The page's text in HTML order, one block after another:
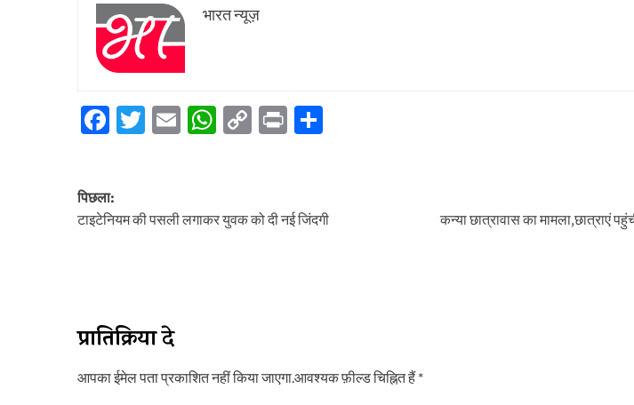
भारत न्यूज़
Facebook
Twitter
EmailWhatsApp
Copy
Print
पोस्ट
नेविगेशन
पिछला:
टाइटेनियम की पसली लगाकर युवक को दी नई जिंदगी
कन्या छात्रावास का मामला,छात्राएं
प्रातिक्रिया दे
आपका ईमेल पता प्रकाशित नहीं किया जाएगा.आवश्यक फ़ील्ड चिह्नित हैं*